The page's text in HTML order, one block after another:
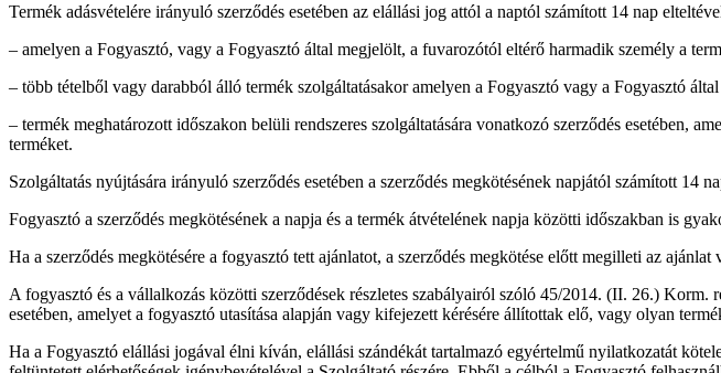
Termék adásvételére irányuló szerződés esetében az elállási jog attól a naptól számított 14 nap
– amelyen a Fogyasztó, vagy a Fogyasztó által megjelölt, a fuvarozótól eltérő harmadik személy a
– több tételből vagy darabból álló termék szolgáltatásakor amelyen a Fogyasztó vagy a Fogyasztó
– termék meghatározott időszakon belüli rendszeres szolgáltatására vonatkozó szerződés esetében,
terméket.
Szolgáltatás nyújtására irányuló szerződés esetében a szerződés megkötésének napjától számított 14
Fogyasztó a szerződés megkötésének a napja és a termék átvételének napja közötti időszakban is
Ha a szerződés megkötésére a fogyasztó tett ajánlatot, a szerződés megkötése előtt megilleti az
A fogyasztó és a vállalkozás közötti szerződések részletes szabályairól szóló 45/2014. (II. 26.)
esetében, amelyet a fogyasztó utasítása alapján vagy kifejezett kérésére állítottak elő, vagy olyan
Ha a Fogyasztó elállási jogával élni kíván, elállási szándékát tartalmazó egyértelmű nyilatkozatát